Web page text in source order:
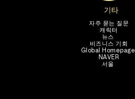
기타
자주 묻는 질문
캐릭터
뉴스
비즈니스 기회
Global Homepage
NAVER
서울